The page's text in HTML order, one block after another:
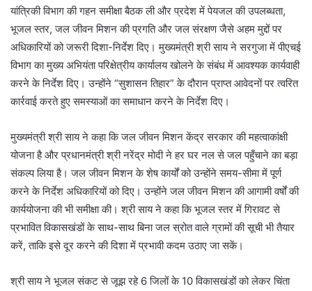
यांत्रिकी विभाग की गहन समीक्षा बैठक ली और प्रदेश में पेयजल की उपलब्धता,
भूजल स्तर, जल जीवन मिशन की प्रगति और जल संरक्षण जैसे अहम मुद्दों पर
अधिकारियों को जरूरी दिशा-निर्देश दिए। मुख्यमंत्री श्री साय ने सरगुजा में पीएचई
विभाग का मुख्य अभियंता परिक्षेत्रीय कार्यालय खोलने के संबंध में आवश्यक कार्यवाही
करने के निर्देश दिए। उन्होंने “सुशासन तिहार” के दौरान प्राप्त आवेदनों पर त्वरित
कार्रवाई करते हुए समस्याओं का समाधान करने के निर्देश दिए।
मुख्यमंत्री श्री साय ने कहा कि जल जीवन मिशन केंद्र सरकार की महत्वाकांक्षी
योजना है और प्रधानमंत्री श्री नरेंद्र मोदी ने हर घर नल से जल पहुँचाने का बड़ा
संकल्प लिया है। जल जीवन मिशन के शेष कार्यों को उन्होंने समय-सीमा में पूर्ण
करने के निर्देश अधिकारियों को दिए। उन्होंने जल जीवन मिशन की आगामी वर्षों की
कार्ययोजना की भी समीक्षा की। श्री साय ने कहा कि भूजल स्तर में गिरावट से
प्रभावित विकासखंडों के साथ-साथ बिना जल स्रोत वाले ग्रामों की सूची भी तैयार
करें, ताकि इसे दूर करने की दिशा में प्रभावी कदम उठाए जा सकें।
श्री साय ने भूजल संकट से जूझ रहे 6 जिलों के 10 विकासखंडों को लेकर चिंता